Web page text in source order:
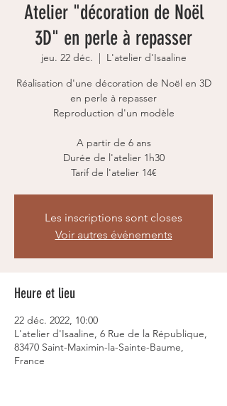
Atelier "décoration de Noël
3D" en perle à repasser
jeu. 22 déc.
  |
L'atelier d'Isaaline
Réalisation d'une décoration de Noël en 3D
en perle à repasser
Reproduction d'un modèle
A partir de 6 ans
Durée de l'atelier 1h30
Tarif de l'atelier 14€
Les inscriptions sont closes
Voir autres événements
Heure et lieu
22 déc. 2022, 10:00
L'atelier d'Isaaline, 6 Rue de la République,
83470 Saint-Maximin-la-Sainte-Baume,
France